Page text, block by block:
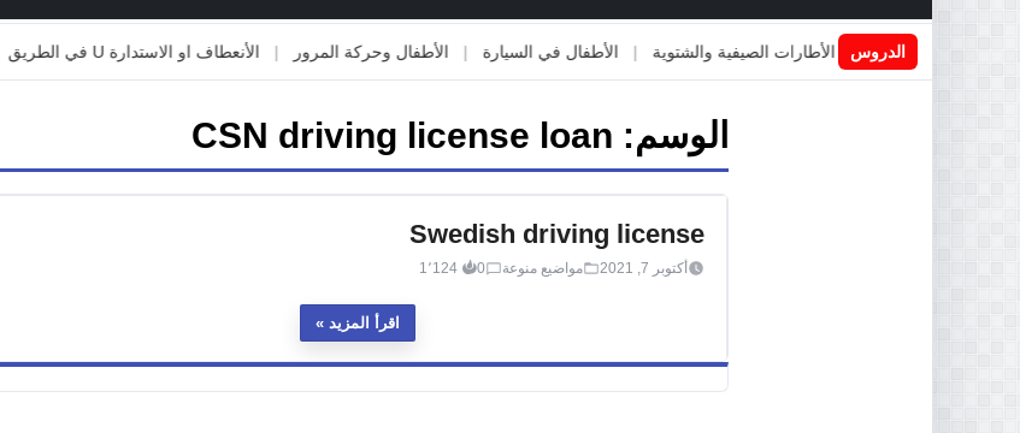
الدروس
| الأطارات الصيفية والشتوية | الأطفال في السيارة | الأطفال وحركة المرور | الأنعطاف او الاستدارة U في الطريق |
الوسم: CSN driving license loan
Swedish driving license
أكتوبر 7, 2021 مواضيع منوعة 0 1٬124
اقرأ المزيد